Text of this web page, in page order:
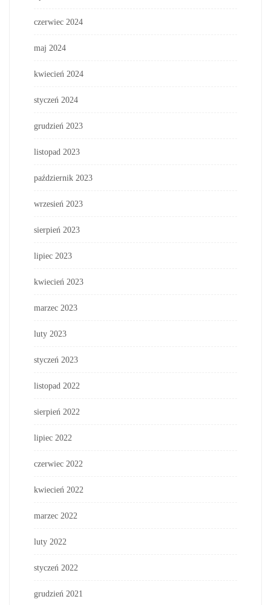
czerwiec 2024
maj 2024
kwiecień 2024
styczeń 2024
grudzień 2023
listopad 2023
październik 2023
wrzesień 2023
sierpień 2023
lipiec 2023
kwiecień 2023
marzec 2023
luty 2023
styczeń 2023
listopad 2022
sierpień 2022
lipiec 2022
czerwiec 2022
kwiecień 2022
marzec 2022
luty 2022
styczeń 2022
grudzień 2021